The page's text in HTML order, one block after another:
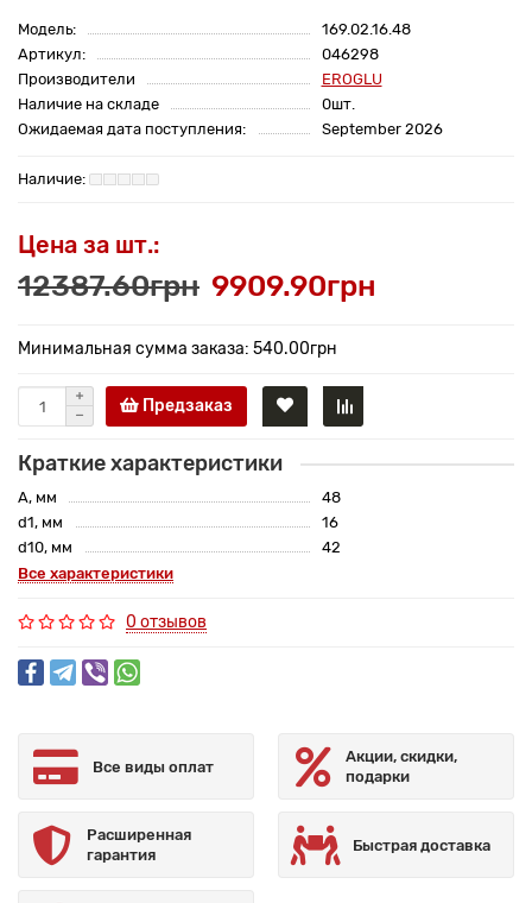
Модель:
169.02.16.48
Артикул:
046298
Производители
EROGLU
Наличие на складе
0шт.
Ожидаемая дата поступления:
September 2026
Цена за шт.:
12387.60грн 9909.90грн
Минимальная сумма заказа: 540.00грн
Предзаказ
Краткие характеристики
A, мм
48
d1, мм
16
d10, мм
42
Все характеристики
0 отзывов
Все виды оплат
Акции, скидки,
подарки
Расширенная
гарантия
Быстрая доставка